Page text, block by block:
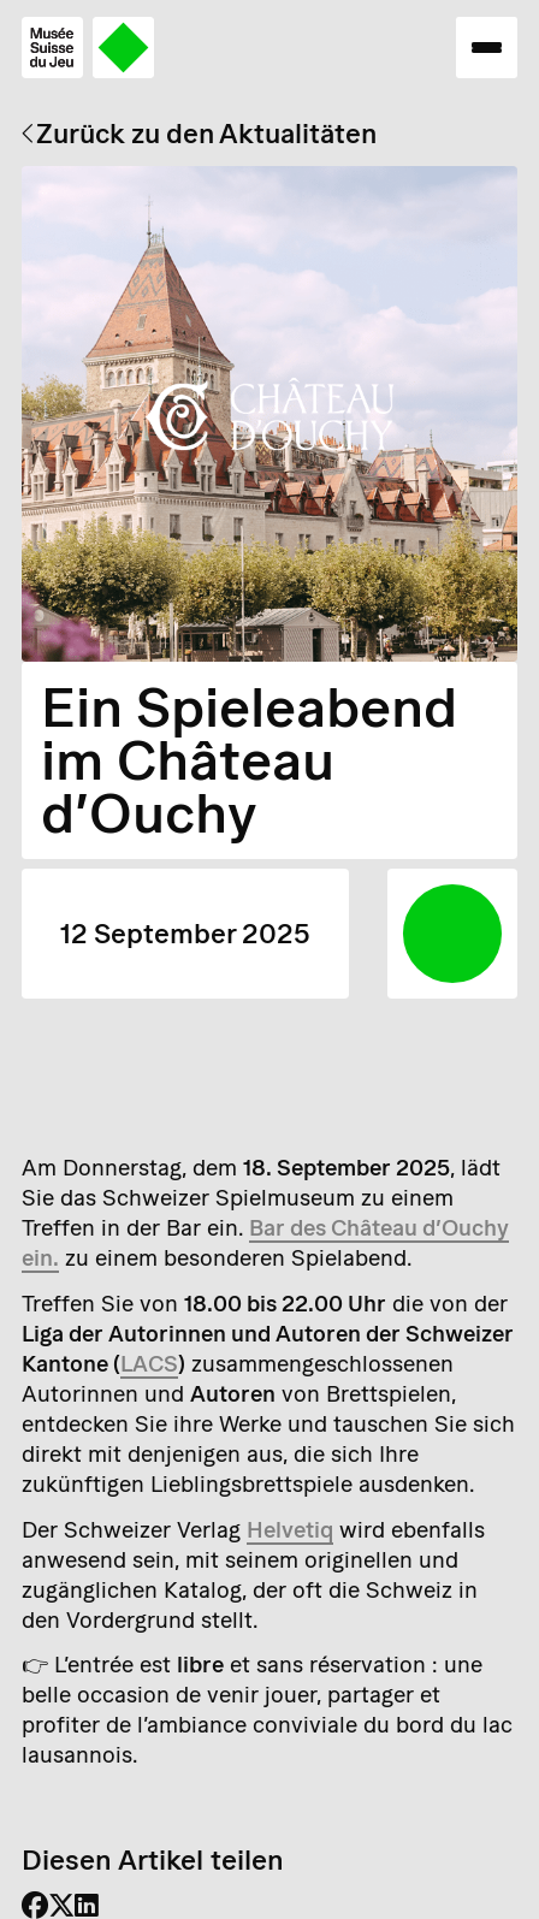
Zurück zu den Aktualitäten
Ein Spieleabend
im Château
d’Ouchy
12 September 2025
Am Donnerstag, dem 18. September 2025, lädt
Sie das Schweizer Spielmuseum zu einem
Treffen in der Bar ein. Bar des Château d’Ouchy
ein. zu einem besonderen Spielabend.
Treffen Sie von 18.00 bis 22.00 Uhr die von der
Liga der Autorinnen und Autoren der Schweizer
Kantone (LACS) zusammengeschlossenen
Autorinnen und Autoren von Brettspielen,
entdecken Sie ihre Werke und tauschen Sie sich
direkt mit denjenigen aus, die sich Ihre
zukünftigen Lieblingsbrettspiele ausdenken.
Der Schweizer Verlag Helvetiq wird ebenfalls
anwesend sein, mit seinem originellen und
zugänglichen Katalog, der oft die Schweiz in
den Vordergrund stellt.
👉 L’entrée est libre et sans réservation : une
belle occasion de venir jouer, partager et
profiter de l’ambiance conviviale du bord du lac
lausannois.
Diesen Artikel teilen